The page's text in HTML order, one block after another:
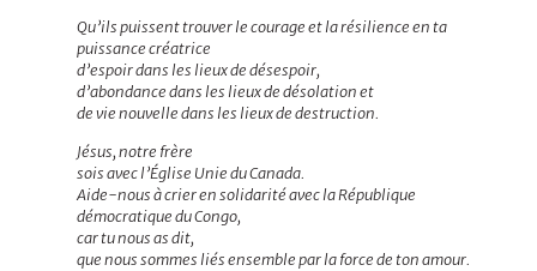
Qu’ils puissent trouver le courage et la résilience en ta
puissance créatrice
d’espoir dans les lieux de désespoir,
d’abondance dans les lieux de désolation et
de vie nouvelle dans les lieux de destruction.
Jésus, notre frère
sois avec l’Église Unie du Canada.
Aide-nous à crier en solidarité avec la République
démocratique du Congo,
car tu nous as dit,
que nous sommes liés ensemble par la force de ton amour.